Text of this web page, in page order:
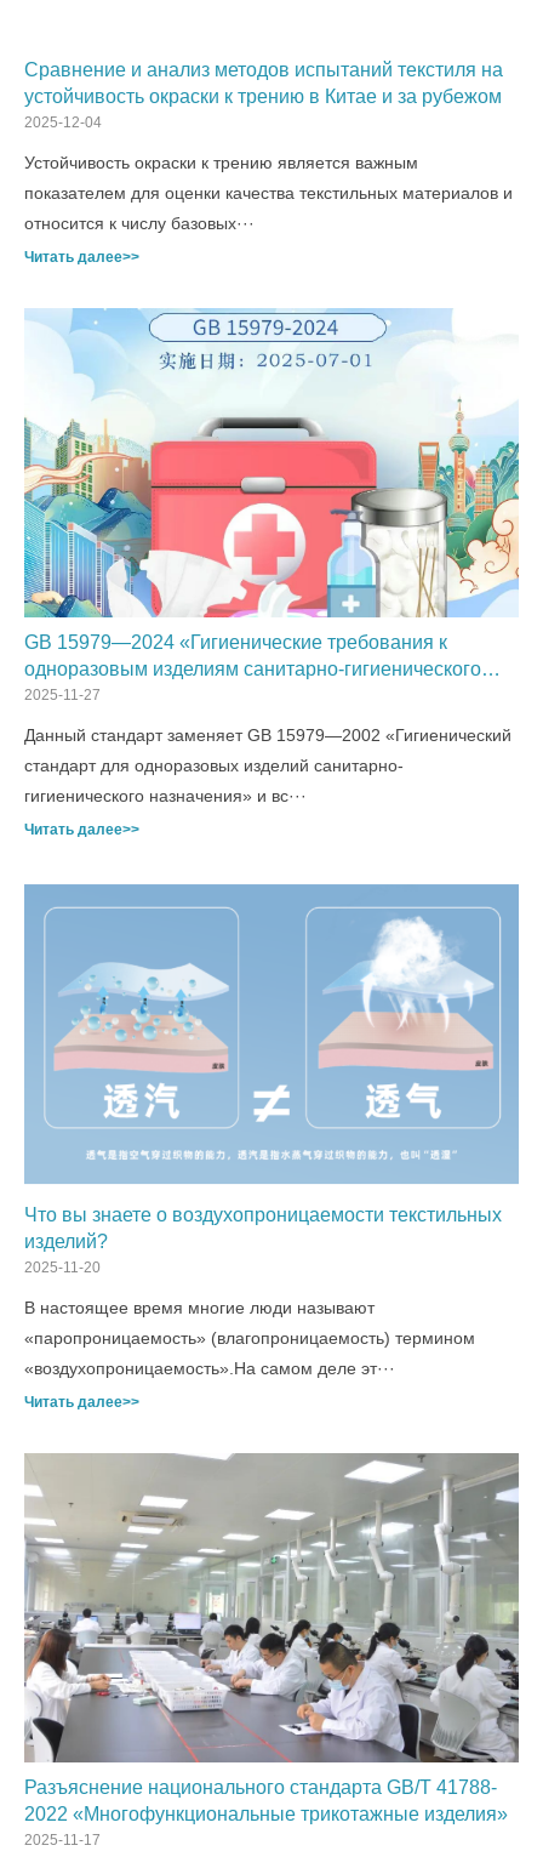
Сравнение и анализ методов испытаний текстиля на
устойчивость окраски к трению в Китае и за рубежом
2025-12-04
Устойчивость окраски к трению является важным
показателем для оценки качества текстильных материалов и
относится к числу базовых···
Читать далее>>
GB 15979—2024 «Гигиенические требования к
одноразовым изделиям санитарно-гигиенического
назначения»
2025-11-27
Данный стандарт заменяет GB 15979—2002 «Гигиенический
стандарт для одноразовых изделий санитарно-
гигиенического назначения» и вс···
Читать далее>>
Что вы знаете о воздухопроницаемости текстильных
изделий?
2025-11-20
В настоящее время многие люди называют
«паропроницаемость» (влагопроницаемость) термином
«воздухопроницаемость».На самом деле эт···
Читать далее>>
Разъяснение национального стандарта GB/T 41788-
2022 «Многофункциональные трикотажные изделия»
2025-11-17